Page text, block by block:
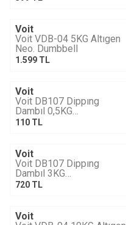
Tükendi
YENI
Voit
Voit VDB-04 5KG Altıgen
Neo. Dumbbell
1.599 TL
Tükendi
Voit
Voit DB107 Dippıng
Dambıl 0,5KG
/1VTASDB107/0,5K-064
110 TL
Tükendi
Voit
Voit DB107 Dippıng
Dambıl 3KG
/1VTASDB107/3K-045
720 TL
Tükendi
Voit